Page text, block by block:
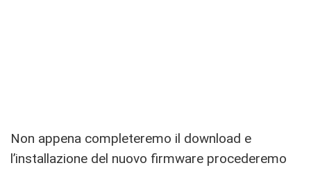
Non appena completeremo il download e
l’installazione del nuovo firmware procederemo